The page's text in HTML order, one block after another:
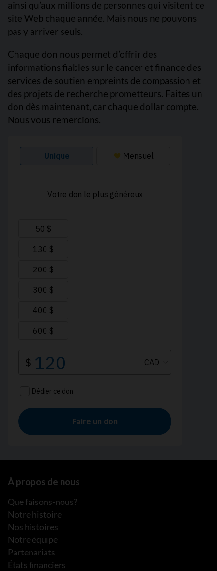
ainsi qu’aux millions de personnes qui visitent ce
site Web chaque année. Mais nous ne pouvons
pas y arriver seuls.
Chaque don nous permet d’offrir des
informations fiables sur le cancer et finance des
services de soutien empreints de compassion et
des projets de recherche prometteurs. Faites un
don dès maintenant, car chaque dollar compte.
Nous vous remercions.
À propos de nous
Que faisons-nous?
Notre histoire
Nos histoires
Notre équipe
Partenariats
États financiers